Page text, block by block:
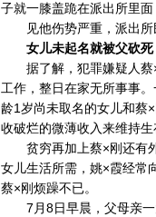
子就一膝盖跪在派出所里
见他伤势严重，派出所
女儿未起名就被父砍死
据了解，犯罪嫌疑人蔡×
工作，整日在家无所事事
龄1岁尚未取名的女儿和蔡
收破烂的微薄收入来维持生
贫穷再加上蔡×刚还有外
女儿生活所需，姚×霞经常
蔡×刚烦躁不已。
7月8日早晨，父母亲一